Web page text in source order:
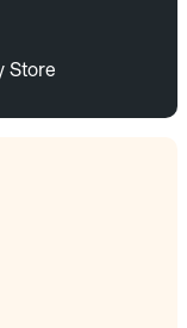
Store